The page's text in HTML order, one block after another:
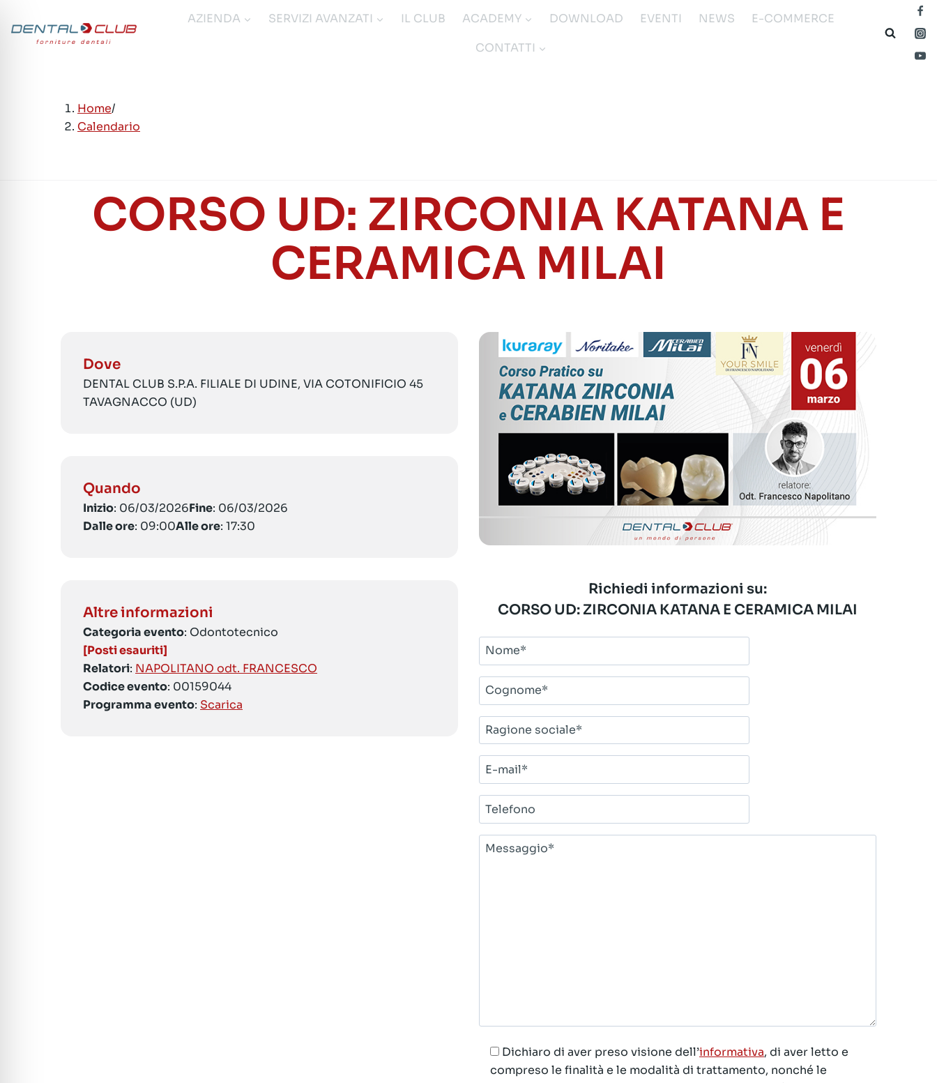
contenuto
AZIENDA SERVIZI AVANZATI IL CLUB ACADEMY DOWNLOAD EVENTI NEWS
E-COMMERCE
CONTATTI
Home/
Calendario
CORSO UD: ZIRCONIA KATANA E
CERAMICA MILAI
Dove
DENTAL CLUB S.P.A. FILIALE DI UDINE, VIA COTONIFICIO 45
TAVAGNACCO (UD)
Quando
Inizio: 06/03/2026Fine: 06/03/2026
Dalle ore: 09:00Alle ore: 17:30
Altre informazioni
Categoria evento: Odontotecnico
[Posti esauriti]
Relatori: NAPOLITANO odt. FRANCESCO
Codice evento: 00159044
Programma evento: Scarica
Richiedi informazioni su:
CORSO UD: ZIRCONIA KATANA E CERAMICA MILAI
Nome*
Cognome*
Ragione
sociale*
E-
mail*
Telefono
Messaggio*
Dichiaro di aver preso visione dell’informativa, di aver letto e
compreso le finalità e le modalità di trattamento, nonché le